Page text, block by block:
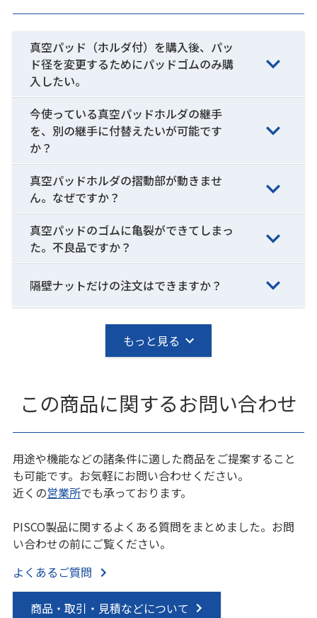
真空パッド（ホルダ付）を購入後、パッ
ド径を変更するためにパッドゴムのみ購
入したい。
今使っている真空パッドホルダの継手
を、別の継手に付替えたいが可能です
か？
真空パッドホルダの摺動部が動きませ
ん。なぜですか？
真空パッドのゴムに亀裂ができてしまっ
た。不良品ですか？
隔壁ナットだけの注文はできますか？
もっと見る
この商品に関するお問い合わせ
用途や機能などの諸条件に適した商品をご提案すること
も可能です。お気軽にお問い合わせください。
近くの営業所でも承っております。
PISCO製品に関するよくある質問をまとめました。お問
い合わせの前にご覧ください。
よくあるご質問
商品・取引・見積などについて